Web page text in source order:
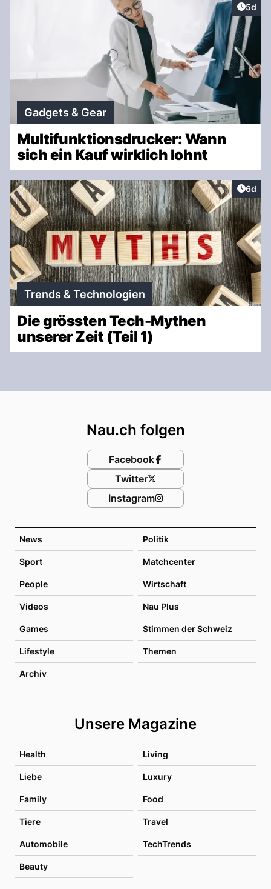
5d
Gadgets & Gear
Multifunktionsdrucker: Wann
sich ein Kauf wirklich lohnt
6d
Trends & Technologien
Die grössten Tech-Mythen
unserer Zeit (Teil 1)
News Politik
Sport Matchcenter
People Wirtschaft
Videos Nau Plus
Games Stimmen der Schweiz
Lifestyle Themen
Archiv
Unsere Magazine
Health Living
Liebe Luxury
Family Food
Tiere Travel
Automobile TechTrends
Beauty
Nau.ch folgen
Facebook
Twitter
Instagram